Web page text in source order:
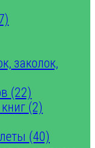
заколок,
(22)
(2)
(40)